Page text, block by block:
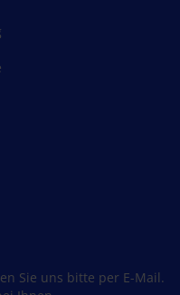
Sie uns bitte per E-Mail.